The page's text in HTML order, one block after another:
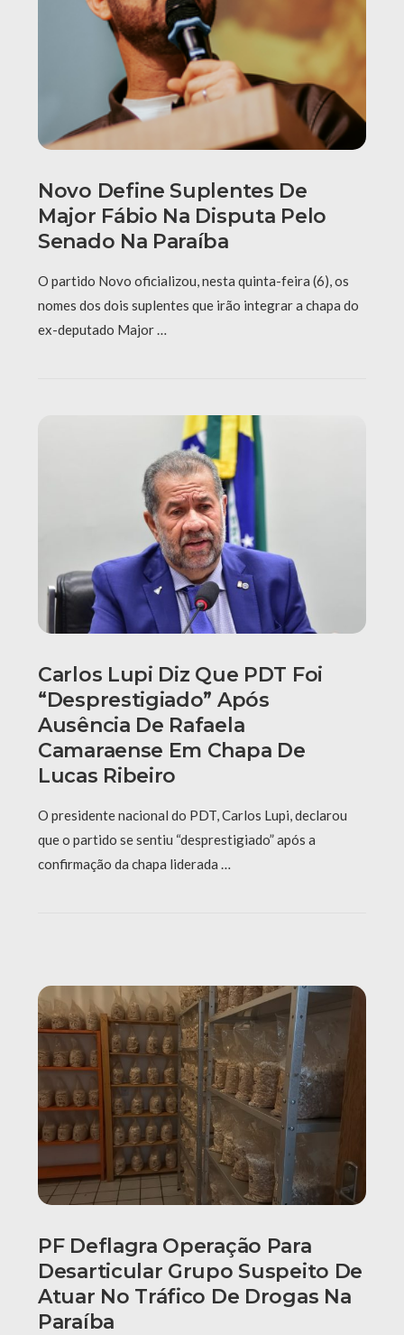
Novo Define Suplentes De
Major Fábio Na Disputa Pelo
Senado Na Paraíba
O partido Novo oficializou, nesta quinta-feira (6), os
nomes dos dois suplentes que irão integrar a chapa do
ex-deputado Major …
Carlos Lupi Diz Que PDT Foi
“desprestigiado” Após
Ausência De Rafaela
Camaraense Em Chapa De
Lucas Ribeiro
O presidente nacional do PDT, Carlos Lupi, declarou
que o partido se sentiu “desprestigiado” após a
confirmação da chapa liderada …
PF Deflagra Operação Para
Desarticular Grupo Suspeito De
Atuar No Tráfico De Drogas Na
Paraíba